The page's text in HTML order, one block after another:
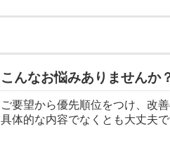
こんなお悩みありませんか
ご要望から優先順位をつけ、改
具体的な内容でなくとも大丈夫で